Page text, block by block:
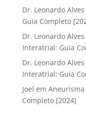
Dr. Leonardo Alves
Guia Completo
Dr. Leonardo Alves
Interatrial: Guia
Dr. Leonardo Alves
Interatrial: Guia
Joel em
Completo [2024]